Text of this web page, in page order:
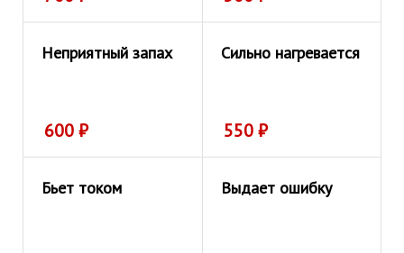
Неприятный запах
600₽
Сильно нагревается
550₽
Бьет током Выдает ошибку